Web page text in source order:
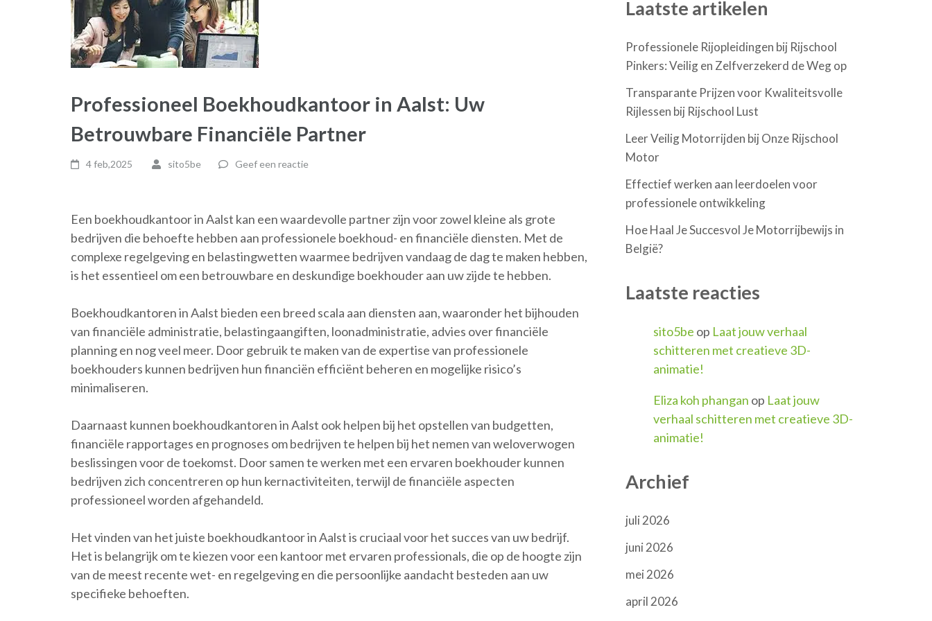
Professioneel Boekhoudkantoor in Aalst: Uw
Betrouwbare Financiële Partner
4 feb,2025 sito5be Geef een reactie
Een boekhoudkantoor in Aalst kan een waardevolle partner zijn voor zowel kleine als grote
bedrijven die behoefte hebben aan professionele boekhoud- en financiële diensten. Met de
complexe regelgeving en belastingwetten waarmee bedrijven vandaag de dag te maken hebben,
is het essentieel om een betrouwbare en deskundige boekhouder aan uw zijde te hebben.
Boekhoudkantoren in Aalst bieden een breed scala aan diensten aan, waaronder het bijhouden
van financiële administratie, belastingaangiften, loonadministratie, advies over financiële
planning en nog veel meer. Door gebruik te maken van de expertise van professionele
boekhouders kunnen bedrijven hun financiën efficiënt beheren en mogelijke risico’s
minimaliseren.
Daarnaast kunnen boekhoudkantoren in Aalst ook helpen bij het opstellen van budgetten,
financiële rapportages en prognoses om bedrijven te helpen bij het nemen van weloverwogen
beslissingen voor de toekomst. Door samen te werken met een ervaren boekhouder kunnen
bedrijven zich concentreren op hun kernactiviteiten, terwijl de financiële aspecten
professioneel worden afgehandeld.
Het vinden van het juiste boekhoudkantoor in Aalst is cruciaal voor het succes van uw bedrijf.
Het is belangrijk om te kiezen voor een kantoor met ervaren professionals, die op de hoogte zijn
van de meest recente wet- en regelgeving en die persoonlijke aandacht besteden aan uw
specifieke behoeften.
Laatste artikelen
Professionele Rijopleidingen bij Rijschool
Pinkers: Veilig en Zelfverzekerd de Weg op
Transparante Prijzen voor Kwaliteitsvolle
Rijlessen bij Rijschool Lust
Leer Veilig Motorrijden bij Onze Rijschool
Motor
Effectief werken aan leerdoelen voor
professionele ontwikkeling
Hoe Haal Je Succesvol Je Motorrijbewijs in
België?
Laatste reacties
sito5be op Laat jouw verhaal
schitteren met creatieve 3D-
animatie!
Eliza koh phangan op Laat jouw
verhaal schitteren met creatieve 3D-
animatie!
Archief
juli 2026
juni 2026
mei 2026
april 2026